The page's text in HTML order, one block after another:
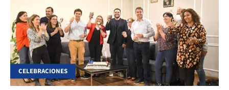
CELEBRACIONES